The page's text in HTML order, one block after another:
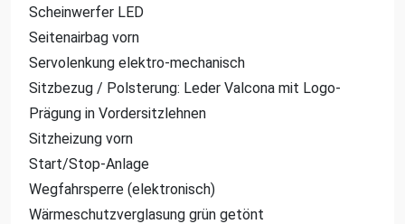
Scheinwerfer LED
Seitenairbag vorn
Servolenkung elektro-mechanisch
Sitzbezug / Polsterung: Leder Valcona mit Logo-
Prägung in Vordersitzlehnen
Sitzheizung vorn
Start/Stop-Anlage
Wegfahrsperre (elektronisch)
Wärmeschutzverglasung grün getönt